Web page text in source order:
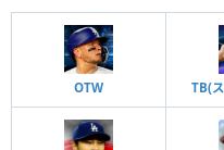
OTW TB(